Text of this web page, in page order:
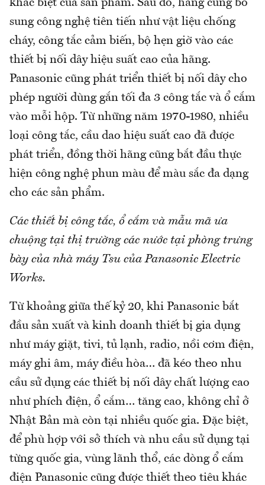
khác biệt của sản phẩm. Sau đó, hãng cũng bổ
sung công nghệ tiên tiến như vật liệu chống
cháy, công tắc cảm biến, bộ hẹn giờ vào các
thiết bị nối dây hiệu suất cao của hãng.
Panasonic cũng phát triển thiết bị nối dây cho
phép người dùng gắn tối đa 3 công tắc và ổ cắm
vào mỗi hộp. Từ những năm 1970-1980, nhiều
loại công tắc, cầu dao hiệu suất cao đã được
phát triển, đồng thời hãng cũng bắt đầu thực
hiện công nghệ phun màu để màu sắc đa dạng
cho các sản phẩm.
Các thiết bị công tắc, ổ cắm và mẫu mã ưa
chuộng tại thị trường các nước tại phòng trưng
bày của nhà máy Tsu của Panasonic Electric
Works.
Từ khoảng giữa thế kỷ 20, khi Panasonic bắt
đầu sản xuất và kinh doanh thiết bị gia dụng
như máy giặt, tivi, tủ lạnh, radio, nồi cơm điện,
máy ghi âm, máy điều hòa… đã kéo theo nhu
cầu sử dụng các thiết bị nối dây chất lượng cao
như phích điện, ổ cắm… tăng cao, không chỉ ở
Nhật Bản mà còn tại nhiều quốc gia. Đặc biệt,
để phù hợp với sở thích và nhu cầu sử dụng tại
từng quốc gia, vùng lãnh thổ, các dòng ổ cắm
điện Panasonic cũng được thiết theo tiêu khác